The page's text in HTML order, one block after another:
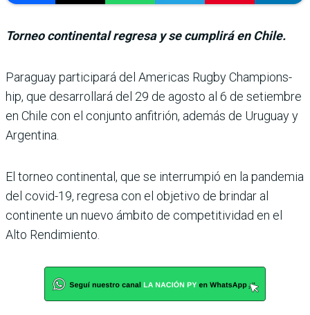
Torneo continental regresa y se cumplirá en Chile.
Paraguay participará del Americas Rugby Champions­
hip, que desarrollará del 29 de agosto al 6 de setiembre
en Chile con el conjunto anfi­trión, además de Uruguay y
Argentina.
El torneo continental, que se interrumpió en la pan­demia
del covid-19, regresa con el objetivo de brindar al
continente un nuevo ámbito de competitividad en el
Alto Rendimiento.